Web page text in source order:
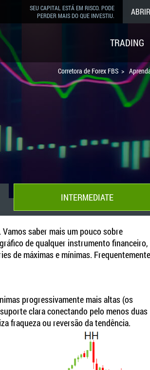
SEU CAPITAL ESTÁ EM RISCO. PODE
PERDER MAIS DO QUE INVESTIU.
TRADING
Corretora de Forex FBS
INTERMEDIATE
saber mais um pouco sobre
de qualquer instrumento financeiro,
de máximas e mínimas. Frequentemente
progressivamente mais altas (os
clara conectando pelo menos duas
fraqueza ou reversão da tendência.